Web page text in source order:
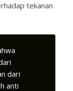
tekanan
dari
anti